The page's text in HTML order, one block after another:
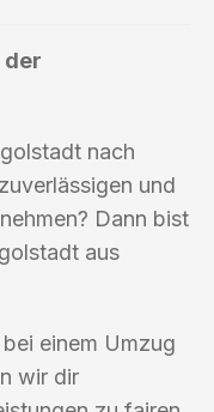
der
nach
und
Dann bist
aus
einem Umzug
wir dir